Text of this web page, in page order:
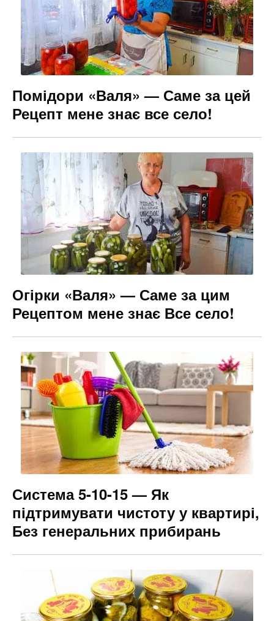
Помідори «Валя» — Саме за цей
Рецепт мене знає все село!
Огірки «Валя» — Саме за цим
Рецептом мене знає Все село!
Система 5-10-15 — Як
підтримувати чистоту у квартирі,
Без генеральних прибирань